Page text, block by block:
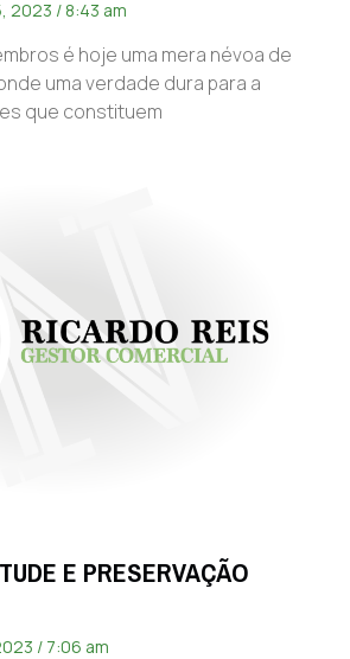
2023 8:43 am
é hoje uma mera névoa de
uma verdade dura para a
que constituem
E PRESERVAÇÃO
7:06 am